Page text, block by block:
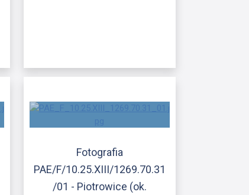
Fotografia
PAE/F/10.25.XIII/1269.70.31
/01 - Piotrowice (ok.